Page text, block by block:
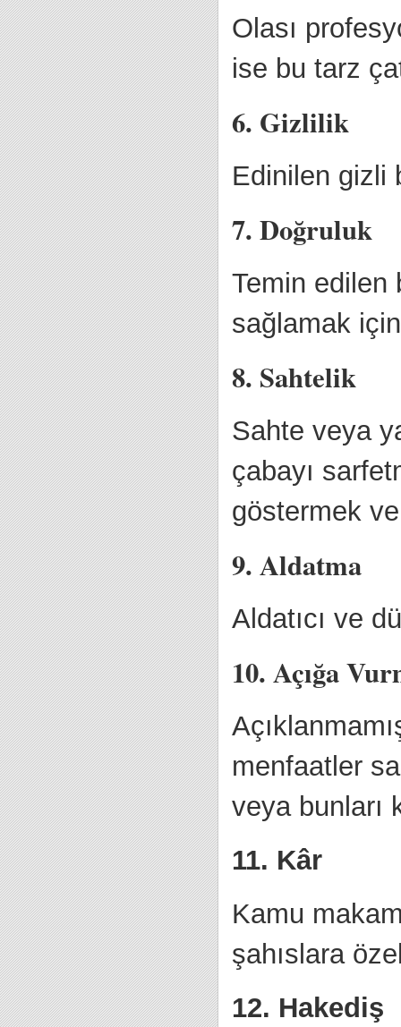
Olası
ise bu tarz
6. Gizlilik
Edinilen gizli
7. Doğruluk
Temin edilen
sağlamak
8. Sahtelik
Sahte veya
çabayı
göstermek
9. Aldatma
Aldatıcı ve
10. Açığa
menfaatler
veya bunları
11. Kâr
Kamu
şahıslara
12. Hakediş